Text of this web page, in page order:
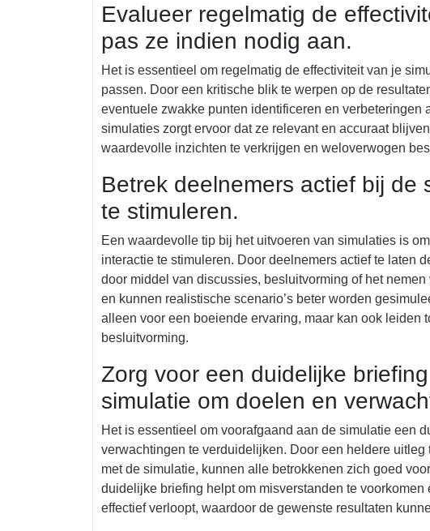
Evalueer regelmatig de
pas ze indien nodig aan.
Het is essentieel om regelmatig de effectiviteit van je
passen. Door een kritische blik te werpen op de
eventuele zwakke punten identificeren en verbeteringen
simulaties zorgt ervoor dat ze relevant en accuraat
waardevolle inzichten te verkrijgen en weloverwogen
Betrek deelnemers actief bij de
te stimuleren.
Een waardevolle tip bij het uitvoeren van simulaties is
interactie te stimuleren. Door deelnemers actief te laten
door middel van discussies, besluitvorming of het
en kunnen realistische scenario’s beter worden
alleen voor een boeiende ervaring, maar kan ook leiden
besluitvorming.
Zorg voor een duidelijke
simulatie om doelen en
Het is essentieel om voorafgaand aan de simulatie een
verwachtingen te verduidelijken. Door een heldere
met de simulatie, kunnen alle betrokkenen zich goed
duidelijke briefing helpt om misverstanden te
effectief verloopt, waardoor de gewenste resultaten